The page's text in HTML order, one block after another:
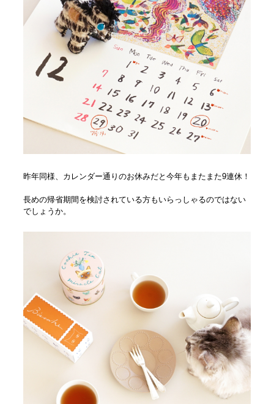
昨年同様、カレンダー通りのお休みだと今年もまたまた9連休！
長めの帰省期間を検討されている方もいらっしゃるのではない
でしょうか。